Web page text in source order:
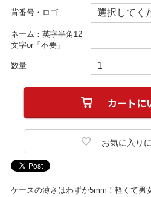
背番号・ロゴ
ネーム：英字半角12
文字or「不要」
数量
ケースの薄さはわずか5mm！軽くて男